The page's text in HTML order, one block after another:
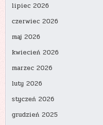
lipiec 2026
czerwiec 2026
maj 2026
kwiecień 2026
marzec 2026
luty 2026
styczeń 2026
grudzień 2025